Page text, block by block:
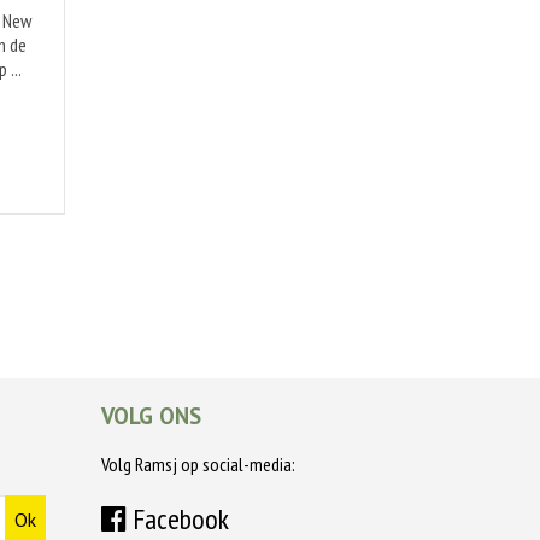
de
...
VOLG ONS
Volg Ramsj op social-media:
Facebook